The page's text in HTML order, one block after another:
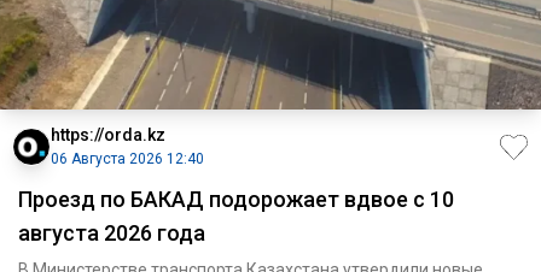
https://orda.kz
06 Августа 2026 12:40
Проезд по БАКАД подорожает вдвое с 10
августа 2026 года